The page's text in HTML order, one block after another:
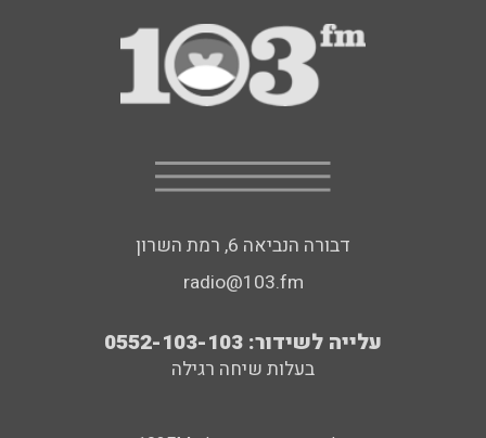
דבורה הנביאה 6, רמת השרון
radio@103.fm
עלייה לשידור: 0552-103-103
בעלות שיחה רגילה